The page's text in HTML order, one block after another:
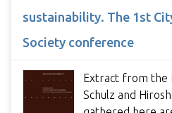
sustainability. The 1st
Society conference
Extract from the
Schulz and